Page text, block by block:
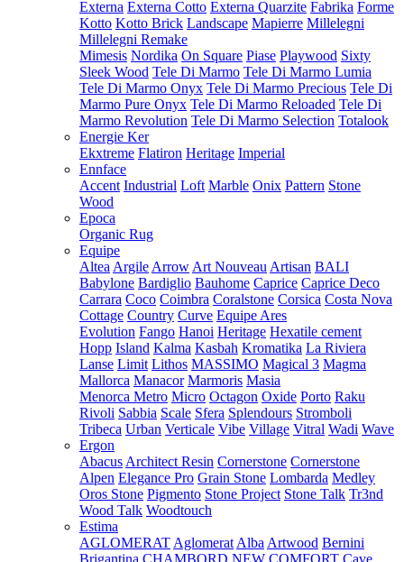
Externa Externa Cotto Externa Quarzite Fabrika Forme
Kotto Kotto Brick Landscape Mapierre Millelegni
Millelegni Remake
Mimesis Nordika On Square Piase Playwood Sixty
Sleek Wood Tele Di Marmo Tele Di Marmo Lumia
Tele Di Marmo Onyx Tele Di Marmo Precious Tele Di
Marmo Pure Onyx Tele Di Marmo Reloaded Tele Di
Marmo Revolution Tele Di Marmo Selection Totalook
Energie Ker
Ekxtreme Flatiron Heritage Imperial
Ennface
Accent Industrial Loft Marble Onix Pattern Stone
Wood
Epoca
Organic Rug
Equipe
Altea Argile Arrow Art Nouveau Artisan BALI
Babylone Bardiglio Bauhome Caprice Caprice Deco
Carrara Coco Coimbra Coralstone Corsica Costa Nova
Cottage Country Curve Equipe Ares
Evolution Fango Hanoi Heritage Hexatile cement
Hopp Island Kalma Kasbah Kromatika La Riviera
Lanse Limit Lithos MASSIMO Magical 3 Magma
Mallorca Manacor Marmoris Masia
Menorca Metro Micro Octagon Oxide Porto Raku
Rivoli Sabbia Scale Sfera Splendours Stromboli
Tribeca Urban Verticale Vibe Village Vitral Wadi Wave
Ergon
Abacus Architect Resin Cornerstone Cornerstone
Alpen Elegance Pro Grain Stone Lombarda Medley
Oros Stone Pigmento Stone Project Stone Talk Tr3nd
Wood Talk Woodtouch
Estima
AGLOMERAT Aglomerat Alba Artwood Bernini